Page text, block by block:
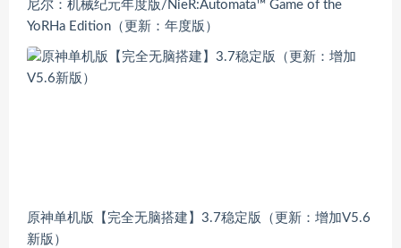
尼尔：机械纪元年度版/NieR:Automata™ Game of the
YoRHa Edition（更新：年度版）
原神单机版【完全无脑搭建】3.7稳定版（更新：增加V5.6
新版）